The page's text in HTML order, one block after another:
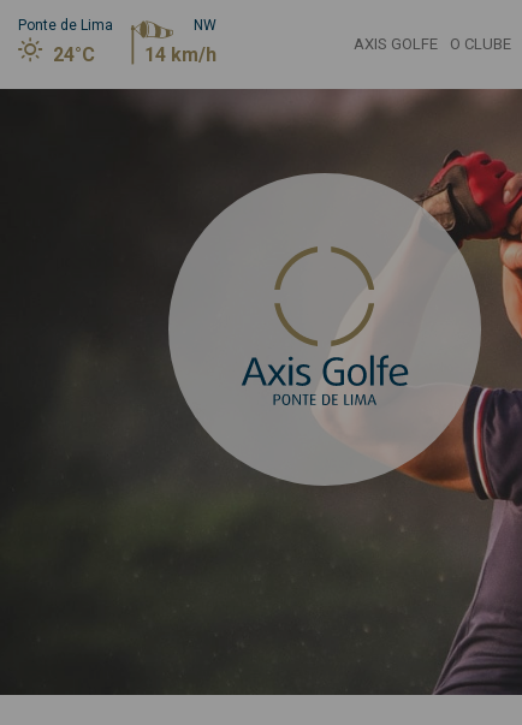
Ponte de Lima
24°C
NW
14 km/h AXIS GOLFE O CLUBE